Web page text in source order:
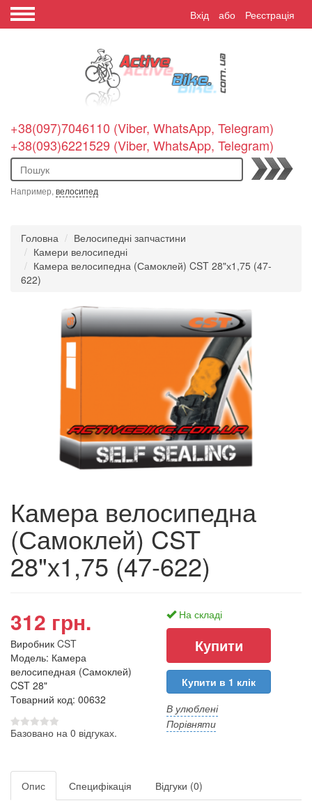
Вхід або Реєстрація
+38(097)7046110 (Viber, WhatsApp, Telegram)
+38(093)6221529 (Viber, WhatsApp, Telegram)
Пошук
Например, велосипед
Головна
Велосипедні запчастини
Камери велосипедні
Камера велосипедна (Самоклей) CST 28"х1,75 (47-
622)
Камера велосипедна
(Самоклей) CST
28"х1,75 (47-622)
312 грн.
Виробник CST
Модель: Камера
велосипедная (Самоклей)
CST 28"
Товарний код: 00632
Базовано на 0 відгуках.
На складі
Купити в 1 клік
В улюблені
Порівняти
Опис Специфікація Відгуки (0)